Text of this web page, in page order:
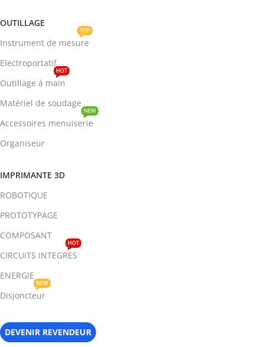
OUTILLAGE
Instrument de mesure
TOP
Electroportatif
Outillage à main
HOT
Matériel de soudage
Accessoires menuiserie
NEW
Organiseur
IMPRIMANTE 3D
ROBOTIQUE
PROTOTYPAGE
COMPOSANT
CIRCUITS INTEGRES
HOT
ENERGIE
Disjoncteur
NEW
DEVENIR REVENDEUR